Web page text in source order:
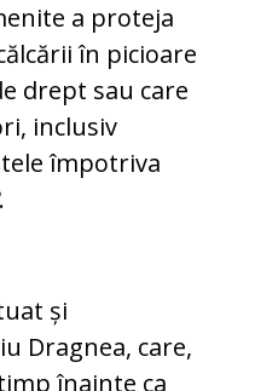
a proteja
în picioare
drept sau care
in­clusiv
îm­po­triva
.
și
Dragnea, care,
înainte ca